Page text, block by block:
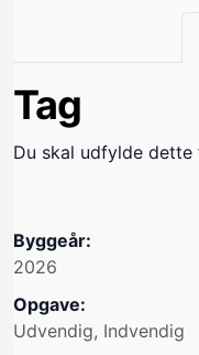
Tag
Du skal udfylde dette
Byggeår:
2026
Opgave:
Udvendig, Indvendig